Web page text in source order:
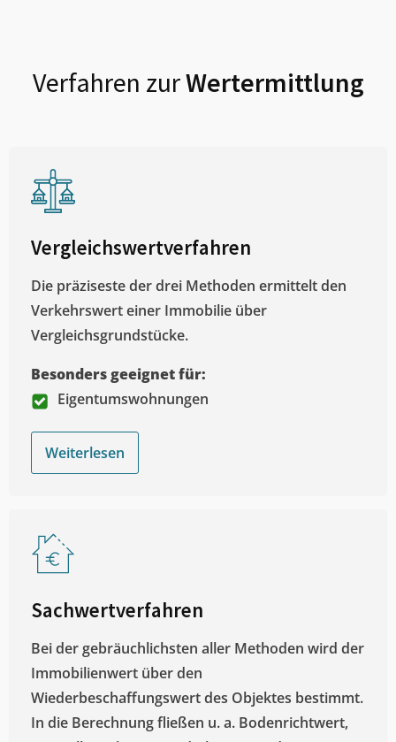
Verfahren zurWertermittlung
Vergleichswertverfahren
Die präziseste der drei Methoden ermittelt den
Verkehrswert einer Immobilie über
Vergleichsgrundstücke.
Besonders geeignet für:
Eigentumswohnungen
Weiterlesen
Sachwertverfahren
Bei der gebräuchlichsten aller Methoden wird der
Immobilienwert über den
Wiederbeschaffungswert des Objektes bestimmt.
In die Berechnung fließen u. a. Bodenrichtwert,